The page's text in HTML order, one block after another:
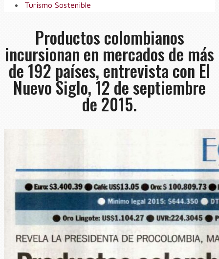
Turismo Sostenible
Productos colombianos
incursionan en mercados de más
de 192 países, entrevista con El
Nuevo Siglo, 12 de septiembre
de 2015.